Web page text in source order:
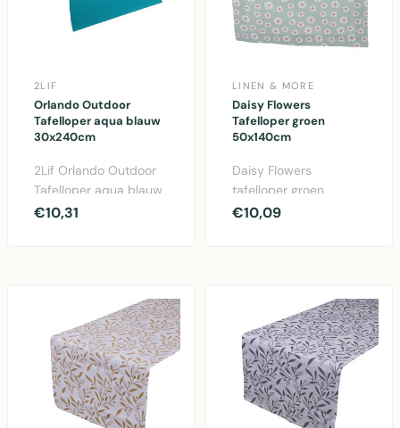
2LIF
Orlando Outdoor
Tafelloper aqua blauw
30x240cm
2Lif Orlando Outdoor
Tafelloper aqua blauw
30x240cm. Duurzame
€10,31
LINEN & MORE
Daisy Flowers
Tafelloper groen
50x140cm
Daisy Flowers
tafelloper groen
50x140cm van Linen &
€10,09